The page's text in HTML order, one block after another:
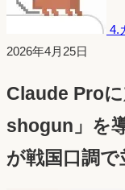
4.
投
日：
2026年4月25日
Claude Pro
shogun」を
が戦国口調